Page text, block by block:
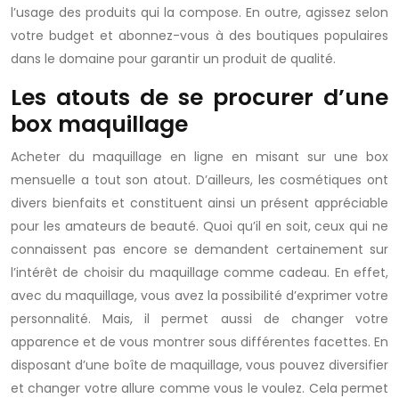
l’usage des produits qui la compose. En outre, agissez selon
votre budget et abonnez-vous à des boutiques populaires
dans le domaine pour garantir un produit de qualité.
Les atouts de se procurer d’une
box maquillage
Acheter du maquillage en ligne en misant sur une box
mensuelle a tout son atout. D’ailleurs, les cosmétiques ont
divers bienfaits et constituent ainsi un présent appréciable
pour les amateurs de beauté. Quoi qu’il en soit, ceux qui ne
connaissent pas encore se demandent certainement sur
l’intérêt de choisir du maquillage comme cadeau. En effet,
avec du maquillage, vous avez la possibilité d’exprimer votre
personnalité. Mais, il permet aussi de changer votre
apparence et de vous montrer sous différentes facettes. En
disposant d’une boîte de maquillage, vous pouvez diversifier
et changer votre allure comme vous le voulez. Cela permet